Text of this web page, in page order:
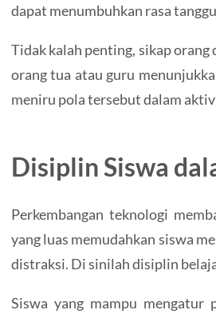
dapat menumbuhkan rasa
Tidak kalah penting, sikap
orang tua atau guru
meniru pola tersebut dalam
Disiplin Siswa
Perkembangan teknologi
yang luas memudahkan siswa
distraksi. Di sinilah disiplin
Siswa yang mampu mengatur